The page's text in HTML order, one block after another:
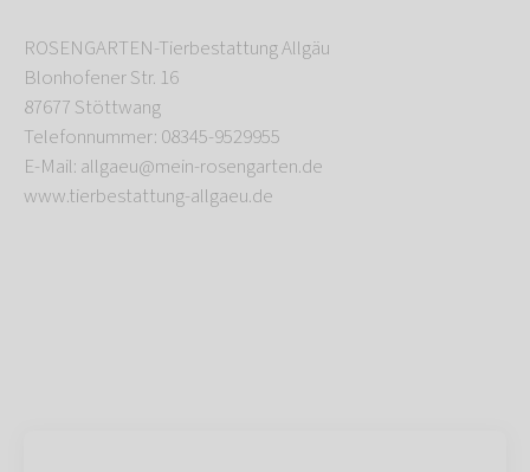
ROSENGARTEN-Tierbestattung Allgäu
Blonhofener Str. 16
87677 Stöttwang
Telefonnummer: 08345-9529955
E-Mail: allgaeu@mein-rosengarten.de
www.tierbestattung-allgaeu.de